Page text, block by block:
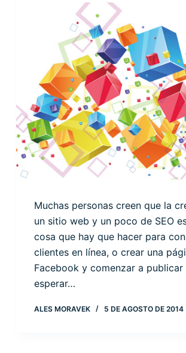
Muchas personas creen que la
un sitio web y un poco de SEO
cosa que hay que hacer para
clientes en línea, o crear una
Facebook y comenzar a publicar
esperar…
ALES MORAVEK 5 DE AGOSTO DE 2014